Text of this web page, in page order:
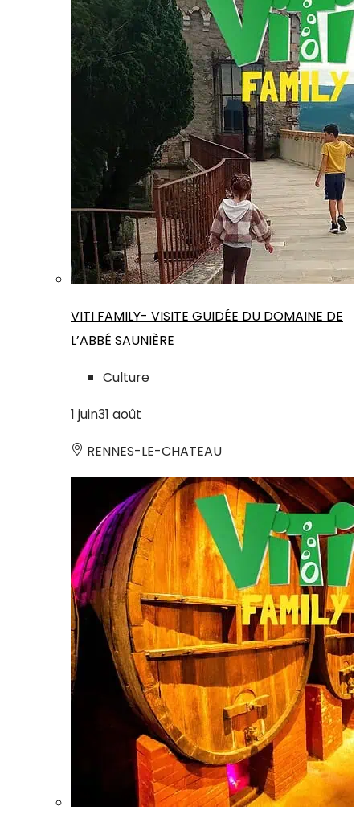
VITI FAMILY- VISITE GUIDÉE DU DOMAINE DE
L’ABBÉ SAUNIÈRE
Culture
1 juin31 août
RENNES-LE-CHATEAU